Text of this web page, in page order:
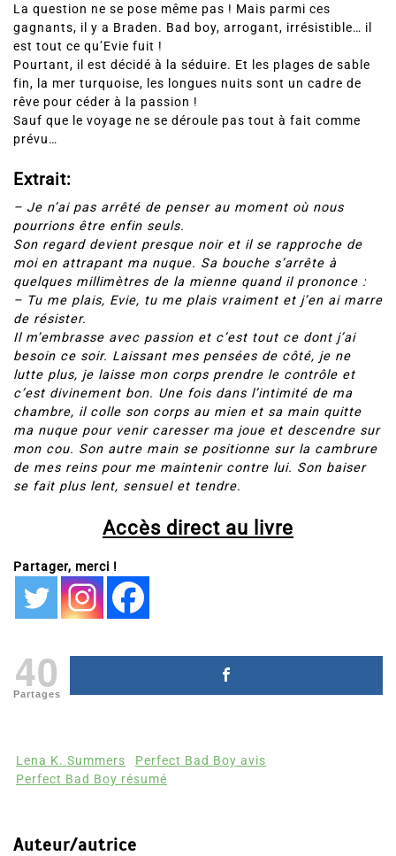
La question ne se pose même pas ! Mais parmi ces
gagnants, il y a Braden. Bad boy, arrogant, irrésistible… il
est tout ce qu’Evie fuit !
Pourtant, il est décidé à la séduire. Et les plages de sable
fin, la mer turquoise, les longues nuits sont un cadre de
rêve pour céder à la passion !
Sauf que le voyage ne se déroule pas tout à fait comme
prévu…
Extrait:
– Je n’ai pas arrêté de penser au moment où nous
pourrions être enfin seuls.
Son regard devient presque noir et il se rapproche de
moi en attrapant ma nuque. Sa bouche s’arrête à
quelques millimètres de la mienne quand il prononce :
– Tu me plais, Evie, tu me plais vraiment et j’en ai marre
de résister.
Il m’embrasse avec passion et c’est tout ce dont j’ai
besoin ce soir. Laissant mes pensées de côté, je ne
lutte plus, je laisse mon corps prendre le contrôle et
c’est divinement bon. Une fois dans l’intimité de ma
chambre, il colle son corps au mien et sa main quitte
ma nuque pour venir caresser ma joue et descendre sur
mon cou. Son autre main se positionne sur la cambrure
de mes reins pour me maintenir contre lui. Son baiser
se fait plus lent, sensuel et tendre.
Accès direct au livre
Partager, merci !
40
Partages
Lena K. Summers
Perfect Bad Boy avis
Perfect Bad Boy résumé
Auteur/autrice